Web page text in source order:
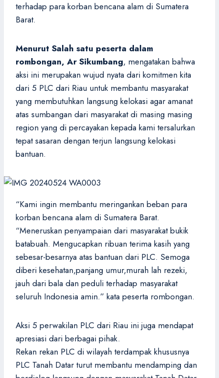
terhadap para korban bencana alam di Sumatera
Barat.
Menurut Salah satu peserta dalam
rombongan, Ar Sikumbang, mengatakan bahwa
aksi ini merupakan wujud nyata dari komitmen kita
dari 5 PLC dari Riau untuk membantu masyarakat
yang membutuhkan langsung kelokasi agar amanat
atas sumbangan dari masyarakat di masing masing
region yang di percayakan kepada kami tersalurkan
tepat sasaran dengan terjun langsung kelokasi
bantuan.
“Kami ingin membantu meringankan beban para
korban bencana alam di Sumatera Barat.
“Meneruskan penyampaian dari masyarakat bukik
batabuah. Mengucapkan ribuan terima kasih yang
sebesar-besarnya atas bantuan dari PLC. Semoga
diberi kesehatan,panjang umur,murah lah rezeki,
jauh dari bala dan peduli terhadap masyarakat
seluruh Indonesia amin.” kata peserta rombongan.
Aksi 5 perwakilan PLC dari Riau ini juga mendapat
apresiasi dari berbagai pihak.
Rekan rekan PLC di wilayah terdampak khususnya
PLC Tanah Datar turut membantu mendamping dan